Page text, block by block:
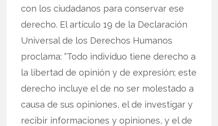
con los ciudadanos para conservar ese
derecho. El artículo 19 de la Declaración
Universal de los Derechos Humanos
proclama: “Todo individuo tiene derecho a
la libertad de opinión y de expresión; este
derecho incluye el de no ser molestado a
causa de sus opiniones, el de investigar y
recibir informaciones y opiniones, y el de